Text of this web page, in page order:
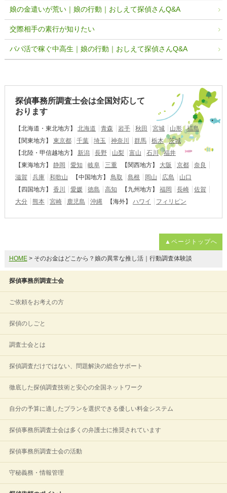
娘の金遣いが荒い｜娘の行動｜おしえて探偵さんQ&A
交際相手の素行が知りたい
パパ活で稼ぐ中高生｜娘の行動｜おしえて探偵さんQ&A
探偵事務所調査士会は全国対応して
おります
【北海道・東北地方】 北海道 青森 岩手 秋田 宮城 山形
福島
【関東地方】
東京都 千葉 埼玉 神奈川 群馬 栃木
茨城
【北陸・甲信越地方】
新潟 長野 山梨 富山 石川
福井
【東海地方】
静岡 愛知 岐阜 三重 【関西地方】 大阪 京都
奈良
滋賀
兵庫 和歌山 【中国地方】 鳥取 島根 岡山 広島
山口
【四国地方】
香川 愛媛 徳島 高知 【九州地方】 福岡 長崎
佐賀
大分
熊本 宮崎 鹿児島 沖縄 【海外】 ハワイ フィリピン
▲ページトップへ
HOME> そのお金はどこから？娘の異常な推し活｜行動調査体験談
探偵事務所調査士会
ご依頼をお考えの方
探偵のしごと
調査士会とは
探偵調査だけではない、問題解決の総合サポート
徹底した探偵調査技術と安心の全国ネットワーク
自分の予算に適したプランを選択できる優しい料金システム
探偵事務所調査士会は多くの弁護士に推奨されています
探偵事務所調査士会の活動
守秘義務・情報管理